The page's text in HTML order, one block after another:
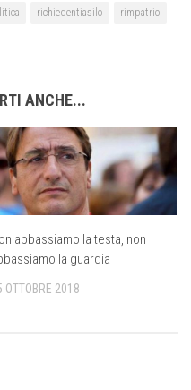
richiedentiasilo
rimpatrio
ANCHE...
abbassiamo la testa, non
la guardia
OTTOBRE 2018